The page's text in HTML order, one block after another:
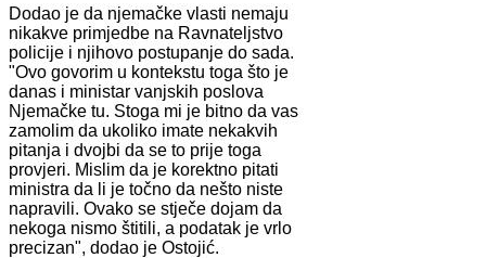
Dodao je da njemačke vlasti nemaju
nikakve primjedbe na Ravnateljstvo
policije i njihovo postupanje do sada.
"Ovo govorim u kontekstu toga što je
danas i ministar vanjskih poslova
Njemačke tu. Stoga mi je bitno da vas
zamolim da ukoliko imate nekakvih
pitanja i dvojbi da se to prije toga
provjeri. Mislim da je korektno pitati
ministra da li je točno da nešto niste
napravili. Ovako se stječe dojam da
nekoga nismo štitili, a podatak je vrlo
precizan", dodao je Ostojić.